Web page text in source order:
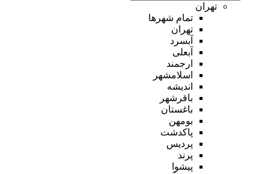
تهران
تمام شهر‌ها
تهران
آبسرد
آبعلی
ارجمند
اسلامشهر
اندیشه
باقرشهر
باغستان
بومهن
پاکدشت
پردیس
پرند
پیشوا